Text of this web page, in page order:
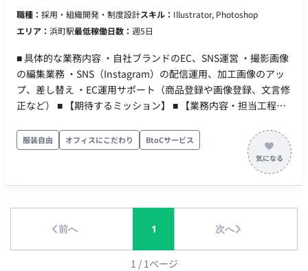
職種： 採用・組織開発・制度設計スキル： Illustrator, Photoshop
エリア： 浜町駅最低稼働日数： 週5日
■ 具体的な業務内容 ・自社ブランドのEC、SNS運営 ・撮影画像
の編集業務 ・SNS（Instagram）の配信運用、加工画像のアッ
プ、差し替え ・EC運用サポート（商品登録や画像登録、文言修
正など） ■ 【期待するミッション】 ■ 【業務内容・担当工程】
ンドにおけるECサイトの運用サポートや、Instagramを中心と
したSNSの配信運用・画像編集をご担当いただきます。 ■ 【使
■ 【働き方】 ・ 稼働量：週3～5日（月間100～120時間、原則
服装自由 オフィスにこだわり BtoCサービス
前へ 1 次へ
1 / 1ページ